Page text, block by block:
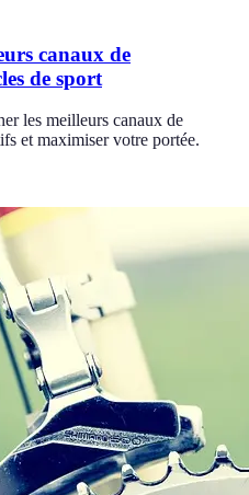
canaux de
de sport
les meilleurs canaux de
et maximiser votre portée.